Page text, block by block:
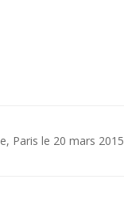
Paris le 20 mars 2015